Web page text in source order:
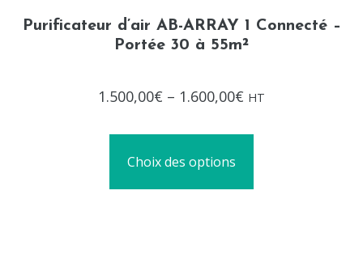
Purificateur d’air AB-ARRAY 1 Connecté –
Portée 30 à 55m²
0
sur
1.500,00€ – 1.600,00€ HT
Choix des options